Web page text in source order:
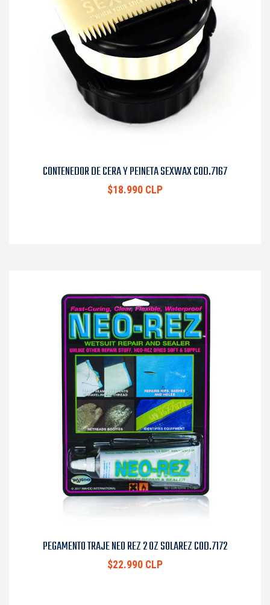
CONTENEDOR DE CERA Y PEINETA SEXWAX COD.7167
$18.990 CLP
PEGAMENTO TRAJE NEO REZ 2 OZ SOLAREZ COD.7172
$22.990 CLP